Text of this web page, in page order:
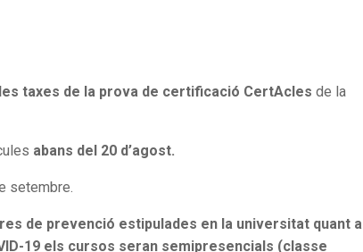
les taxes de la prova de certificació CertAcles de
abans del 20 d’agost.
setembre.
de prevenció estipulades en la universitat quant a
19 els cursos seran semipresencials (classe